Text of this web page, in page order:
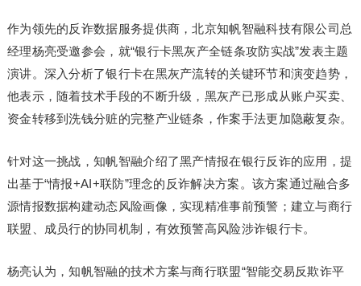
作为领先的反诈数据服务提供商，北京知帆智融科技有限公司总
经理杨亮受邀参会，就“银行卡黑灰产全链条攻防实战”发表主题
演讲。深入分析了银行卡在黑灰产流转的关键环节和演变趋势，
他表示，随着技术手段的不断升级，黑灰产已形成从账户买卖、
资金转移到洗钱分赃的完整产业链条，作案手法更加隐蔽复杂。
针对这一挑战，知帆智融介绍了黑产情报在银行反诈的应用，提
出基于“情报+AI+联防”理念的反诈解决方案。该方案通过融合多
源情报数据构建动态风险画像，实现精准事前预警；建立与商行
联盟、成员行的协同机制，有效预警高风险涉诈银行卡。
杨亮认为，知帆智融的技术方案与商行联盟“智能交易反欺诈平